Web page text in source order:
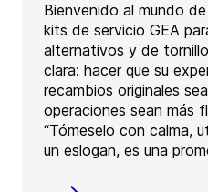
Bienvenido al mundo
kits de servicio GEA
alternativos y de
clara: hacer que su
recambios originales
operaciones sean más
“Tómeselo con calma,
un eslogan, es una